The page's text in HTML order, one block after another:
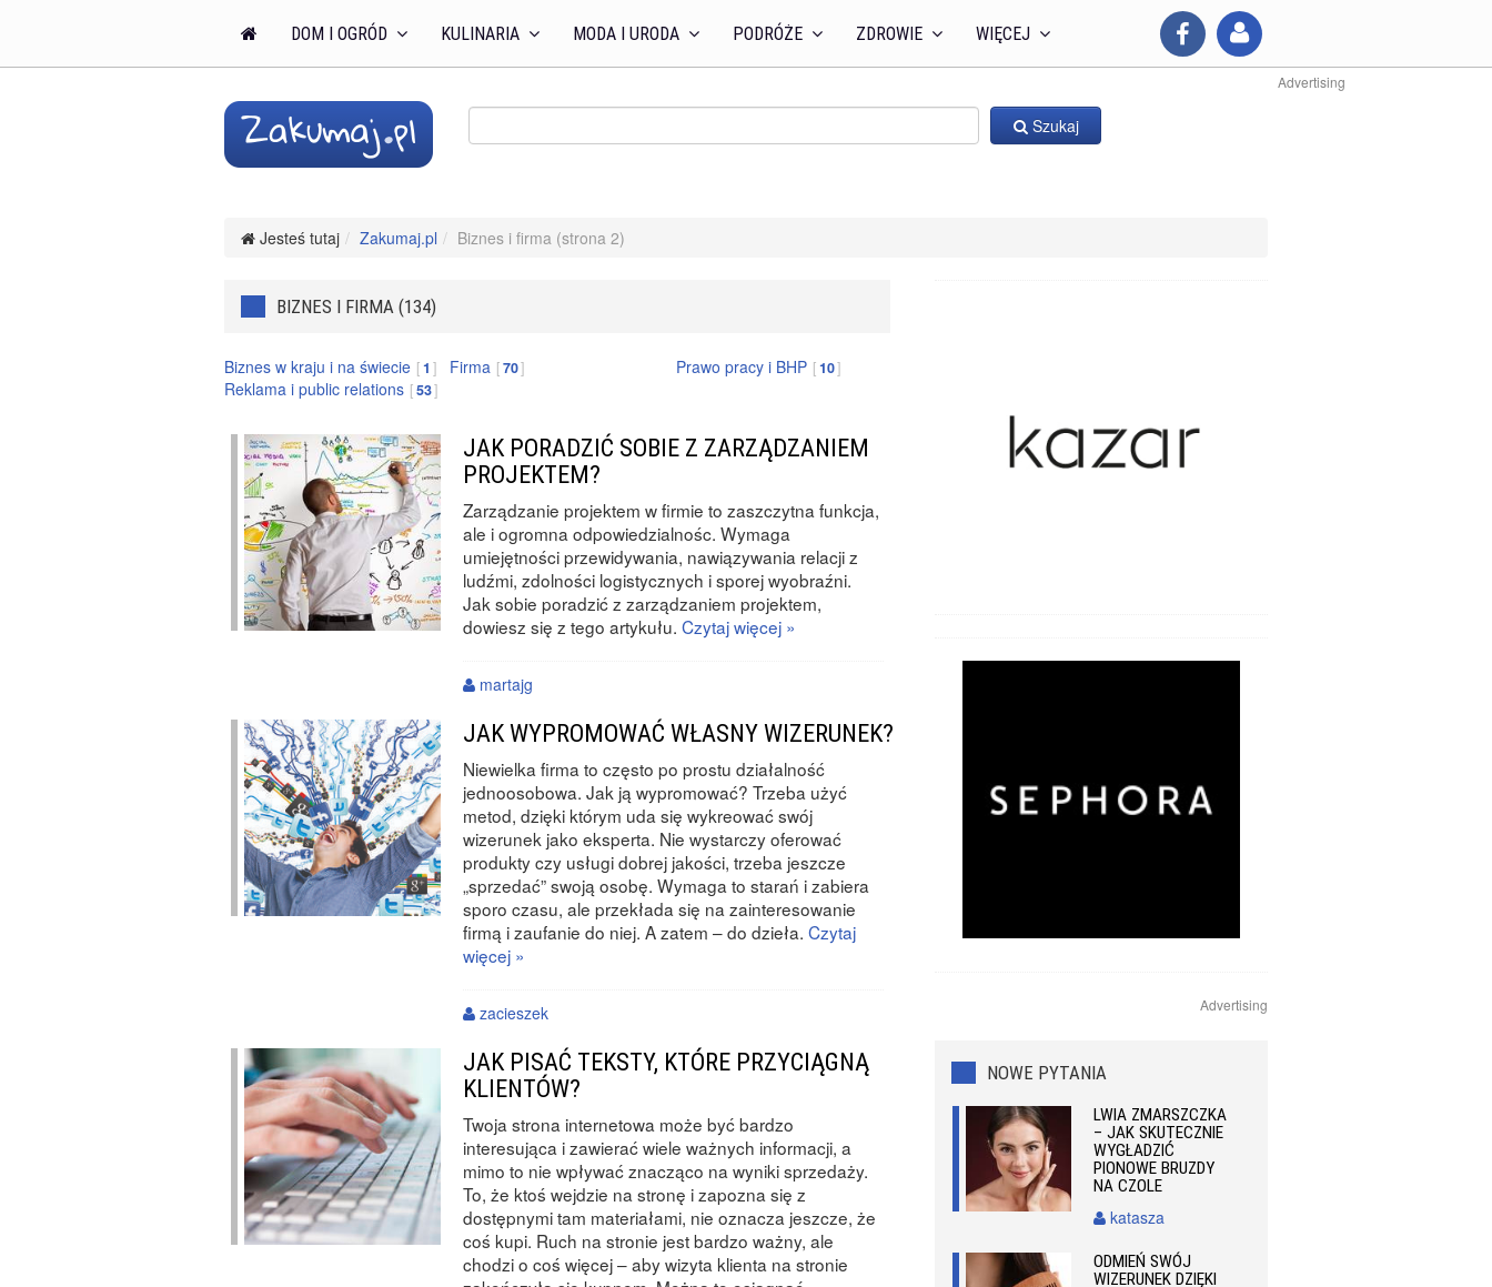
DOM I OGRÓD KULINARIA MODA I URODA PODRÓŻE ZDROWIE WIĘCEJ
Advertising
Szukaj
Jesteś tutaj Zakumaj.pl Biznes i firma (strona 2)
BIZNES I FIRMA (134)
Biznes w kraju i na świecie 1 Firma 70 Prawo pracy i BHP 10
Reklama i public relations 53
JAK PORADZIĆ SOBIE Z ZARZĄDZANIEM
PROJEKTEM?
Zarządzanie projektem w firmie to zaszczytna funkcja,
ale i ogromna odpowiedzialnośc. Wymaga
umiejętności przewidywania, nawiązywania relacji z
ludźmi, zdolności logistycznych i sporej wyobraźni.
Jak sobie poradzić z zarządzaniem projektem,
dowiesz się z tego artykułu.Czytaj więcej »
martajg
JAK WYPROMOWAĆ WŁASNY WIZERUNEK?
Niewielka firma to często po prostu działalność
jednoosobowa. Jak ją wypromować? Trzeba użyć
metod, dzięki którym uda się wykreować swój
wizerunek jako eksperta. Nie wystarczy oferować
produkty czy usługi dobrej jakości, trzeba jeszcze
„sprzedać” swoją osobę. Wymaga to starań i zabiera
sporo czasu, ale przekłada się na zainteresowanie
firmą i zaufanie do niej. A zatem – do dzieła.Czytaj
więcej »
zacieszek
JAK PISAĆ TEKSTY, KTÓRE PRZYCIĄGNĄ
KLIENTÓW?
Twoja strona internetowa może być bardzo
interesująca i zawierać wiele ważnych informacji, a
mimo to nie wpływać znacząco na wyniki sprzedaży.
To, że ktoś wejdzie na stronę i zapozna się z
dostępnymi tam materiałami, nie oznacza jeszcze, że
coś kupi. Ruch na stronie jest bardzo ważny, ale
chodzi o coś więcej – aby wizyta klienta na stronie
Advertising
NOWE PYTANIA
LWIA ZMARSZCZKA
– JAK SKUTECZNIE
WYGŁADZIĆ
PIONOWE BRUZDY
NA CZOLE
katasza
ODMIEŃ SWÓJ
WIZERUNEK DZIĘKI